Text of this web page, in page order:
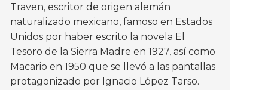
Traven, escritor de origen alemán
naturalizado mexicano, famoso en Estados
Unidos por haber escrito la novela El
Tesoro de la Sierra Madre en 1927, así como
Macario en 1950 que se llevó a las pantallas
protagonizado por Ignacio López Tarso.